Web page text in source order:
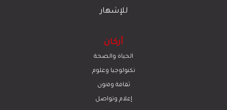
للإشهار
أركان
الحياة والصحة
تكنولوجيا وعلوم
ﺛﻘﺎﻓﺔ وﻓﻧون
إعلام وتواصل